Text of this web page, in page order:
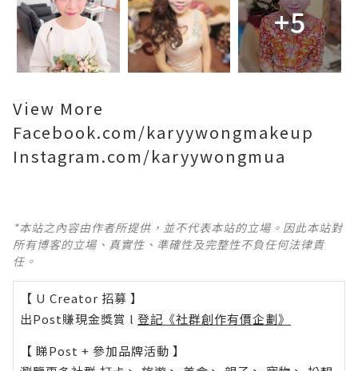
+5
View More
Facebook.com/karyywongmakeup
Instagram.com/karyywongmua
*本站之內容由作者所提供，並不代表本站的立場。因此本站對
所有博客的立場、真實性、準確性及完整性不負任何法律責
任。
【 U Creator 招募 】
出Post賺現金獎賞 l 登記《社群創作有價企劃》
【 睇Post + 參加品牌活動 】